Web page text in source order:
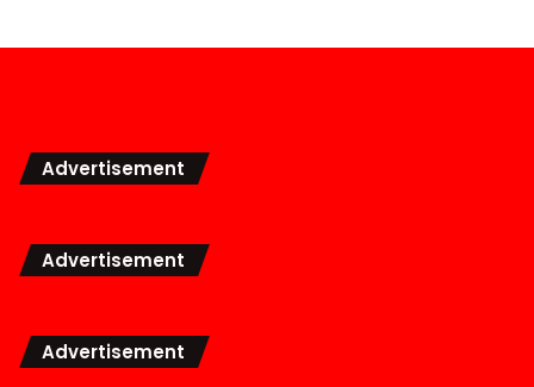
Advertisement
Advertisement
Advertisement